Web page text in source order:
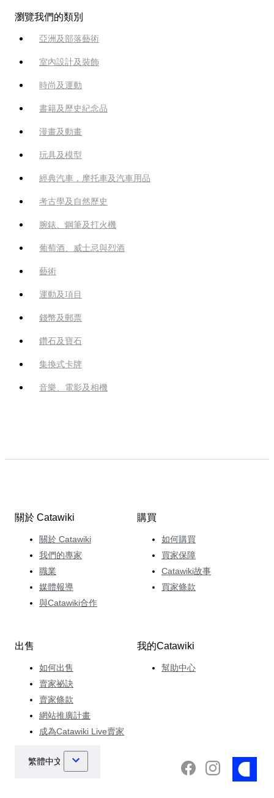
瀏覽我們的類別
亞洲及部落藝術
室內設計及裝飾
時尚及運動
書籍及歷史紀念品
漫畫及動畫
玩具及模型
經典汽車，摩托車及汽車用品
考古學及自然歷史
腕錶、鋼筆及打火機
葡萄酒、威士忌與烈酒
藝術
運動及項目
錢幣及郵票
鑽石及寶石
集換式卡牌
音樂、電影及相機
關於 Catawiki
關於 Catawiki
我們的專家
職業
媒體報導
與Catawiki合作
購買
如何購買
買家保障
Catawiki故事
買家條款
出售
如何出售
賣家祕訣
賣家條款
網站推廣計畫
成為Catawiki Live賣家
我的Catawiki
幫助中心